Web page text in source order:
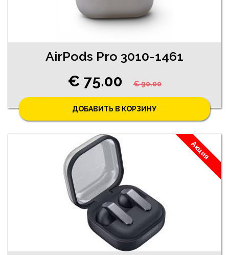
AirPods Pro 3010-1461
€ 75.00 € 90.00
ДОБАВИТЬ В КОРЗИНУ
Акция